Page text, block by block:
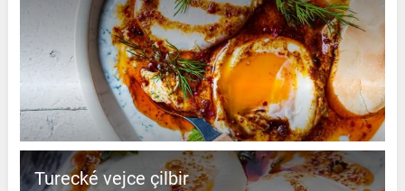
Turecké vejce çilbir